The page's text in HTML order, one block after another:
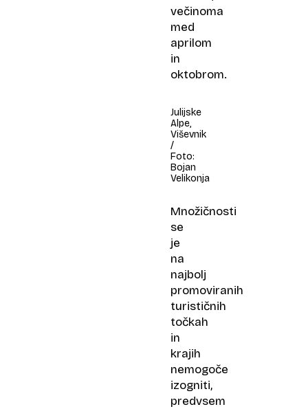
večinoma
med
aprilom
in
oktobrom.
Julijske
Alpe,
Viševnik
/
Foto:
Bojan
Velikonja
Množičnosti
se
je
na
najbolj
promoviranih
turističnih
točkah
in
krajih
nemogoče
izogniti,
predvsem